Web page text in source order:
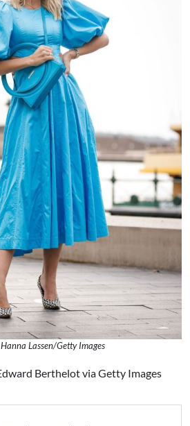
Lassen/Getty Images
Berthelot via Getty Images